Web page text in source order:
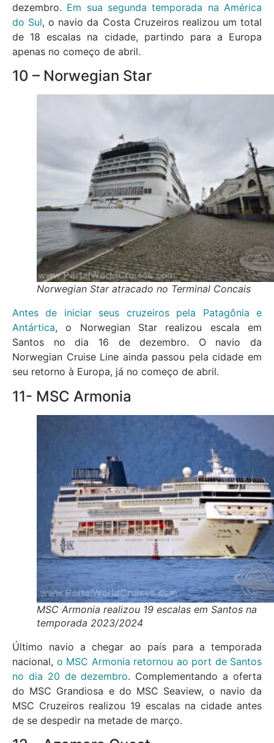
dezembro. Em sua segunda temporada na América
do Sul, o navio da Costa Cruzeiros realizou um total
de 18 escalas na cidade, partindo para a Europa
apenas no começo de abril.
10 – Norwegian Star
Norwegian Star atracado no Terminal Concais
Antes de iniciar seus cruzeiros pela Patagônia e
Antártica, o Norwegian Star realizou escala em
Santos no dia 16 de dezembro. O navio da
Norwegian Cruise Line ainda passou pela cidade em
seu retorno à Europa, já no começo de abril.
11- MSC Armonia
MSC Armonia realizou 19 escalas em Santos na
temporada 2023/2024
Último navio a chegar ao país para a temporada
nacional, o MSC Armonia retornou ao port de Santos
no dia 20 de dezembro. Complementando a oferta
do MSC Grandiosa e do MSC Seaview, o navio da
MSC Cruzeiros realizou 19 escalas na cidade antes
de se despedir na metade de março.